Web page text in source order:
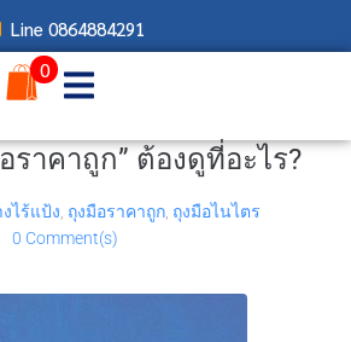
Line 0864884291
0
ราคาถูก” ต้องดูที่อะไร?
ไร้แป้ง, ถุงมือราคาถูก, ถุงมือไนไตร
0 Comment(s)